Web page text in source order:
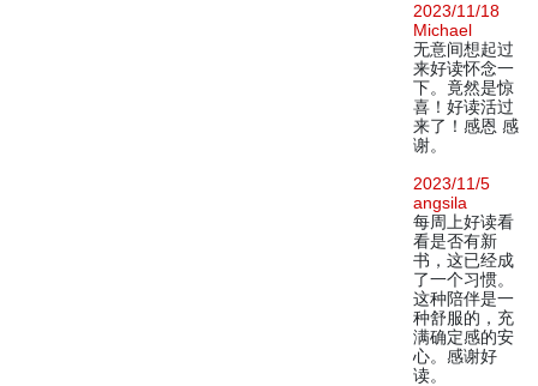
2023/11/18
Michael
无意间想起过
来好读怀念一
下。竟然是惊
喜！好读活过
来了！感恩 感
谢。
2023/11/5
angsila
每周上好读看
看是否有新
书，这已经成
了一个习惯。
这种陪伴是一
种舒服的，充
满确定感的安
心。感谢好
读。